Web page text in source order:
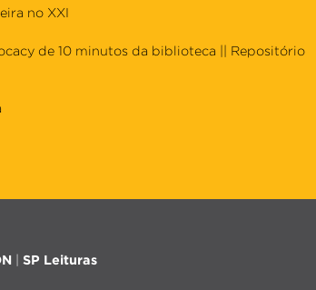
no XXI
de 10 minutos da biblioteca || Repositório
| SP Leituras